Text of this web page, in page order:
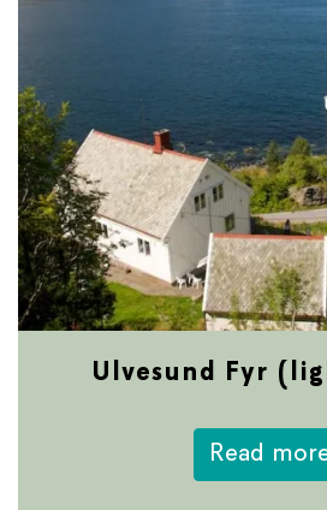
Ulvesund Fyr
Read